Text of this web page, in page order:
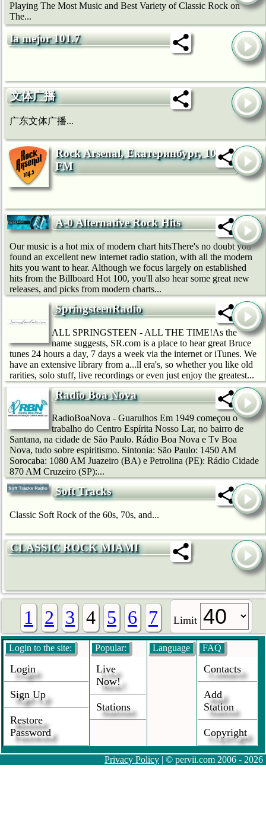
Playing The Most Music and Best Variety of Classic Rock on
The...
la mejor 101.7
文体广播
广东文体广播...
Rock Arsenal, Екатеринбург, 104.5
FM
A-0 Alternative Rock Hits
Our music is a hot mix of modern chart hitsThere's no doubt you
found an excellent new internet radio station, with all the modern
hits you want to hear. Although we focus largely on established
hits from the Billboard Hot 100, you'll also hear some great new
releases, and picks from modern charts...
SpringsteenRadio
ALL SPRINGSTEEN - ALL THE TIME!As the
name suggests, SR.com is a place to hear great Bruce
tunes 24 hours a day, 7 days a week via the internet or iTunes. We
have an extensive library from a...ll era's, so whether you like old
rarities, solo stuff, live recordings or even just enjoy the greatest...
Radio Boa Nova
RadioBoaNova - Guarulhos Em 1949 começou o
trabalho do Centro Espírita Nosso Lar, no bairro de
Santana, na cidade de São Paulo. Rádio Boa Nova e Tv Boa
Nova, tudo sobre espiritismo. Sintonia: São Paulo: 1450 AM
Sorocaba: 1080 AM Juazeiro (BA) e Petrolina (PE): Rádio Cidade
870 AM Cruzeiro (SP):...
Soft Tracks
Classic Soft Rock of the 60s, 70s, and...
CLASSIC ROCK MIAMI
1 2 3 4 5 6 7 Limit
Login to the site:
Login
Sign Up
Restore
Password
Popular:
Live
Now!
Stations
Language FAQ
Contacts
Add
Station
Copyright
Privacy Policy | © pervii.com 2006 - 2026